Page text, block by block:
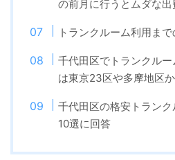
の前月に行うとムダな出
トランクルーム利用ま
千代田区でトランクル
は東京23区や多摩地区
千代田区の格安トラン
10選に回答